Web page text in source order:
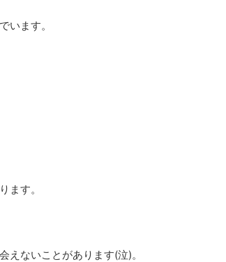
います。
ます。
えないことがあります(泣)。